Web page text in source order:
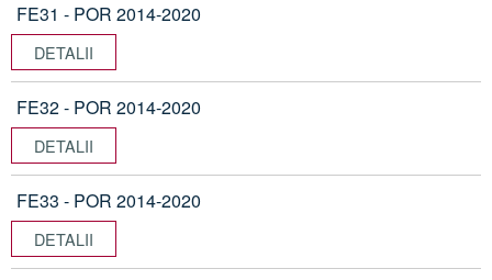
FE31 - POR 2014-2020
DETALII
FE32 - POR 2014-2020
DETALII
FE33 - POR 2014-2020
DETALII